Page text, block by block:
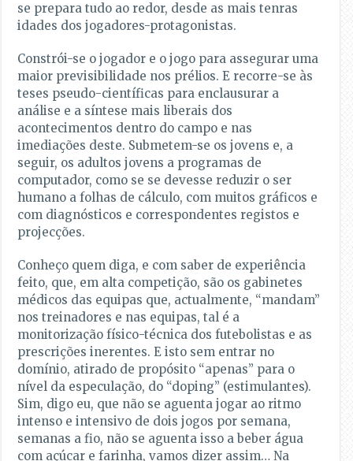
se prepara tudo ao redor, desde as mais tenras
idades dos jogadores-protagonistas.
Constrói-se o jogador e o jogo para assegurar uma
maior previsibilidade nos prélios. E recorre-se às
teses pseudo-científicas para enclausurar a
análise e a síntese mais liberais dos
acontecimentos dentro do campo e nas
imediações deste. Submetem-se os jovens e, a
seguir, os adultos jovens a programas de
computador, como se se devesse reduzir o ser
humano a folhas de cálculo, com muitos gráficos e
com diagnósticos e correspondentes registos e
projecções.
Conheço quem diga, e com saber de experiência
feito, que, em alta competição, são os gabinetes
médicos das equipas que, actualmente, “mandam”
nos treinadores e nas equipas, tal é a
monitorização físico-técnica dos futebolistas e as
prescrições inerentes. E isto sem entrar no
domínio, atirado de propósito “apenas” para o
nível da especulação, do “doping” (estimulantes).
Sim, digo eu, que não se aguenta jogar ao ritmo
intenso e intensivo de dois jogos por semana,
semanas a fio, não se aguenta isso a beber água
com açúcar e farinha, vamos dizer assim… Na